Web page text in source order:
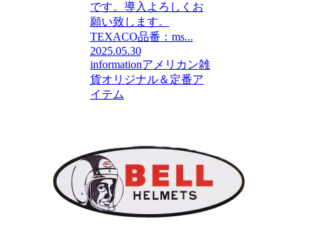
です。導入よろしくお
願い致します。
TEXACO品番：ms...
2025.05.30
informationアメリカン雑
貨オリジナル＆定番ア
イテム